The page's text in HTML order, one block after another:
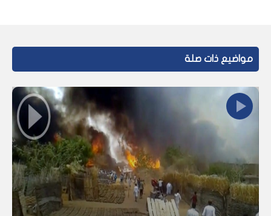
مواضيع ذات صلة